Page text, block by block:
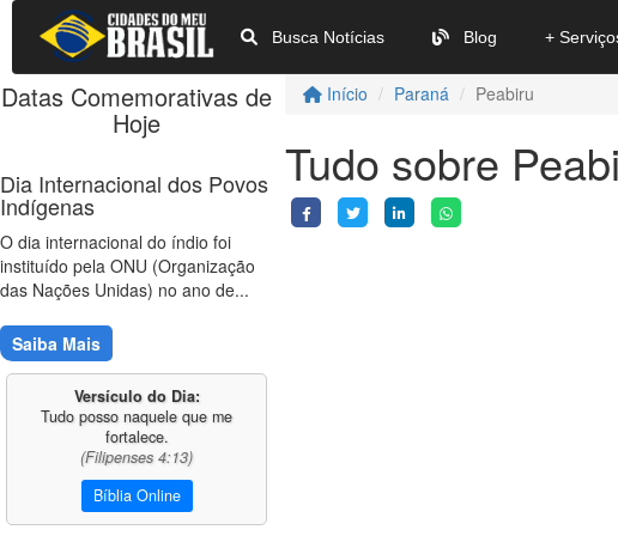
Busca Notícias Blog +
Início Paraná Peabiru
Tudo sobre
Datas Comemorativas de
Hoje
Dia Internacional dos Povos
Indígenas
O dia internacional do índio foi
instituído pela ONU (Organização
das Nações Unidas) no ano de...
Saiba Mais
Versículo do Dia:
Tudo posso naquele que me
fortalece.
(Filipenses 4:13)
Bíblia Online